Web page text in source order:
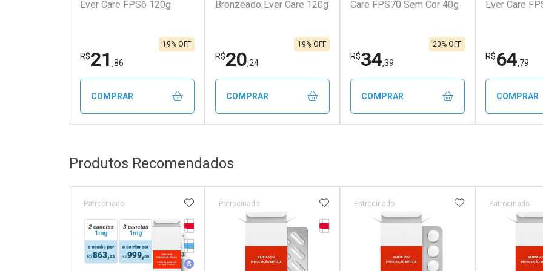
Ever Care FPS6 120g
R$21 ,86
19% OFF
COMPRAR
Laboratório
Por Menos
Bronzeado Ever Care 120g
R$20,24
19% OFF
COMPRAR
Laboratório
Por Menos
Care FPS70 Sem Cor 40g
R$34,39
20% OFF
COMPRAR
Ever Care
R$64,79
COMPRAR
Produtos Recomendados
Tarja Vermelha
Medicamento Refrigerado
Medicamento Similar
Patrocinado ADICIONAR AOS FAVORITOS
Tarja Vermelha
Patrocinado ADICIONAR AOS FAVORITOS
Patrocinado ADICIONAR AOS
Patrocinado